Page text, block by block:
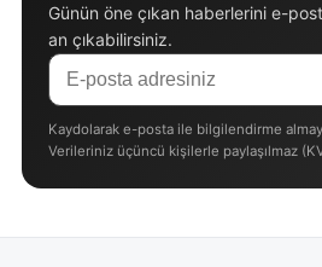
Günün öne çıkan haberlerini e-
an çıkabilirsiniz.
Kaydolarak e-posta ile bilgilendirme
Verileriniz üçüncü kişilerle paylaşılmaz